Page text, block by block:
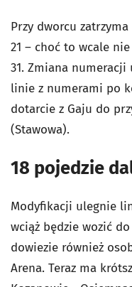
Przy dworcu
21 – choć to wcale
31. Zmiana numeracji
linie z numerami po
dotarcie z Gaju do
(Stawowa).
18 pojedzie
Modyfikacji ulegnie
wciąż będzie wozić
dowiezie również
Arena. Teraz ma